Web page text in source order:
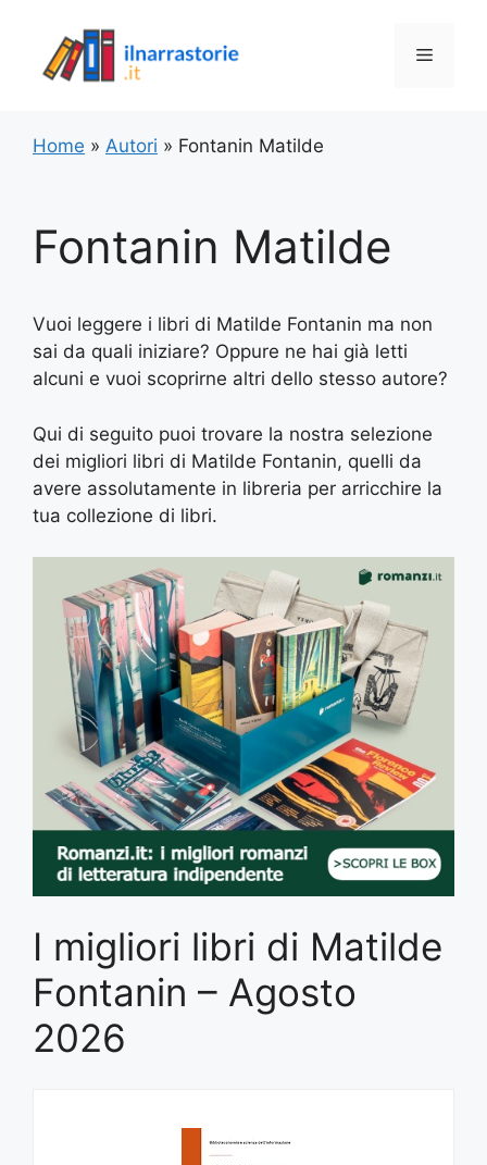
contenuto
Menu
Home » Autori » Fontanin Matilde
Fontanin Matilde
Vuoi leggere i libri di Matilde Fontanin ma non
sai da quali iniziare? Oppure ne hai già letti
alcuni e vuoi scoprirne altri dello stesso autore?
Qui di seguito puoi trovare la nostra selezione
dei migliori libri di Matilde Fontanin, quelli da
avere assolutamente in libreria per arricchire la
tua collezione di libri.
I migliori libri di Matilde
Fontanin – Agosto
2026